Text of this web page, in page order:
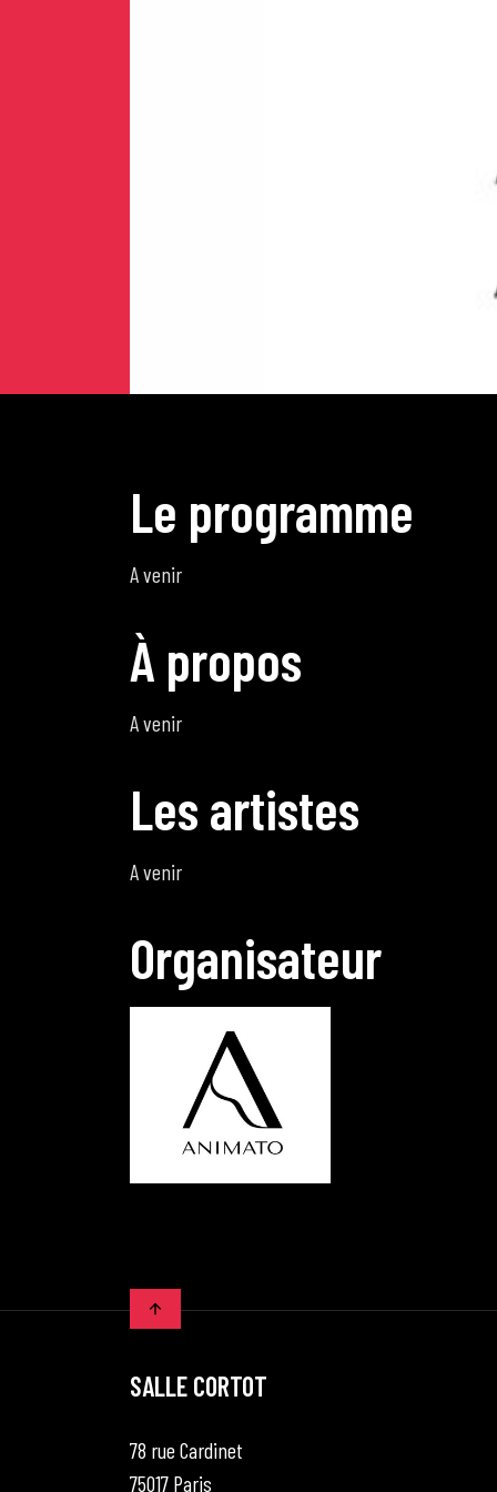
Le programme
A venir
À propos
A venir
Les artistes
A venir
Organisateur
SALLE CORTOT
78 rue Cardinet
75017 Paris